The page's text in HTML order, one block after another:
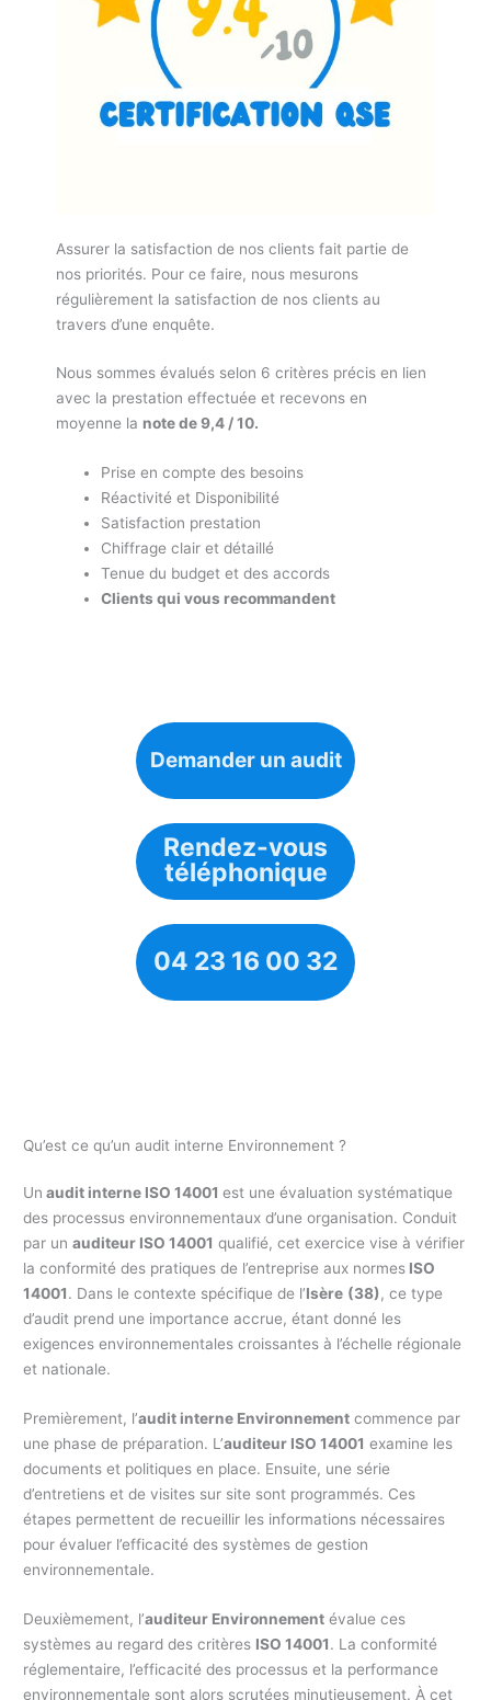
Assurer la satisfaction de nos clients fait partie de
nos priorités. Pour ce faire, nous mesurons
régulièrement la satisfaction de nos clients au
travers d’une enquête.
Nous sommes évalués selon 6 critères précis en lien
avec la prestation effectuée et recevons en
moyenne la note de 9,4 / 10.
Prise en compte des besoins
Réactivité et Disponibilité
Satisfaction prestation
Chiffrage clair et détaillé
Tenue du budget et des accords
Clients qui vous recommandent
Demander un audit
Rendez-vous
téléphonique
04 23 16 00 32
Qu’est ce qu’un audit interne Environnement ?
Un audit interne ISO 14001est une évaluation systématique
des processus environnementaux d’une organisation. Conduit
par unauditeur ISO 14001 qualifié, cet exercice vise à vérifier
la conformité des pratiques de l’entreprise aux normes ISO
14001. Dans le contexte spécifique de l’Isère (38), ce type
d’audit prend une importance accrue, étant donné les
exigences environnementales croissantes à l’échelle régionale
et nationale.
Premièrement, l’audit interne Environnement commence par
une phase de préparation. L’auditeur ISO 14001 examine les
documents et politiques en place. Ensuite, une série
d’entretiens et de visites sur site sont programmés. Ces
étapes permettent de recueillir les informations nécessaires
pour évaluer l’efficacité des systèmes de gestion
environnementale.
Deuxièmement, l’auditeur Environnement évalue ces
systèmes au regard des critères ISO 14001. La conformité
réglementaire, l’efficacité des processus et la performance
environnementale sont alors scrutées minutieusement. À cet